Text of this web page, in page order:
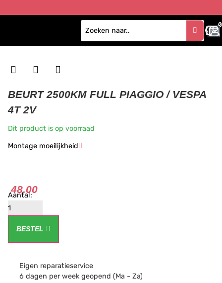
0
0
BEURT 2500KM FULL PIAGGIO / VESPA
4T 2V
Dit product is op voorraad
Montage moeilijkheid
★ ★ ★
48.00
BESTEL
Eigen reparatieservice
6 dagen per week geopend (Ma - Za)